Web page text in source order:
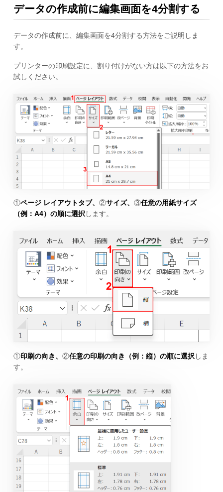
データの作成前に編集画面を4分割する
データの作成前に、編集画面を4分割する方法をご説明しま
す。
プリンターの印刷設定に、割り付けがない方は以下の方法をお
試しください。
①ページ レイアウトタブ、 ②サイズ、 ③任意の用紙サイズ
（例：A4）の順に選択 します。
①印刷の向き、 ②任意の印刷の向き（例：縦）の順に選択 しま
す。